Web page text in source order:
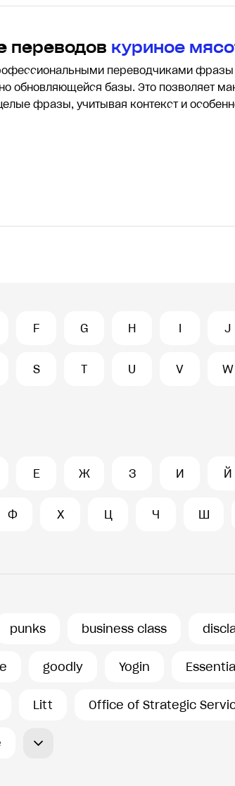
переводов куриное мясо
переводчиками фразы
обновляющейся базы. Это позволяет
фразы, учитывая контекст и
F G H I J
S T U V W
Е Ж З И Й
Ф Х Ц Ч Ш
punks business class
goodly Yogin Essential
Litt Office of Strategic